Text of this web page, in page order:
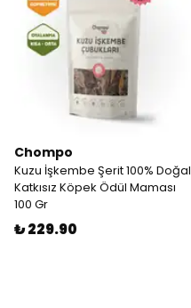
Chompo
Kuzu İşkembe Şerit 100% Doğal
Katkısız Köpek Ödül Maması
100 Gr
₺ 229.90